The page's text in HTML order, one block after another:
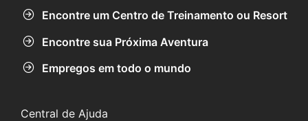
Encontre um Centro de Treinamento ou Resort
Encontre sua Próxima Aventura
Empregos em todo o mundo
Central de Ajuda